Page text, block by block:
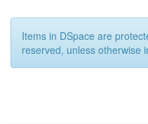
Items in DSpace are
reserved, unless otherwise